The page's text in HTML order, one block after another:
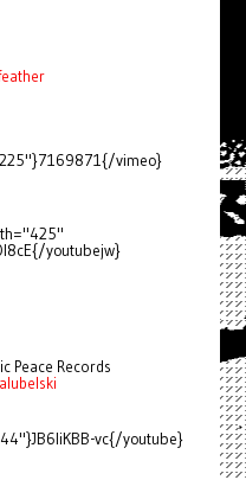
vimeo}
youtubejw}
Peace Records
vc{/youtube}